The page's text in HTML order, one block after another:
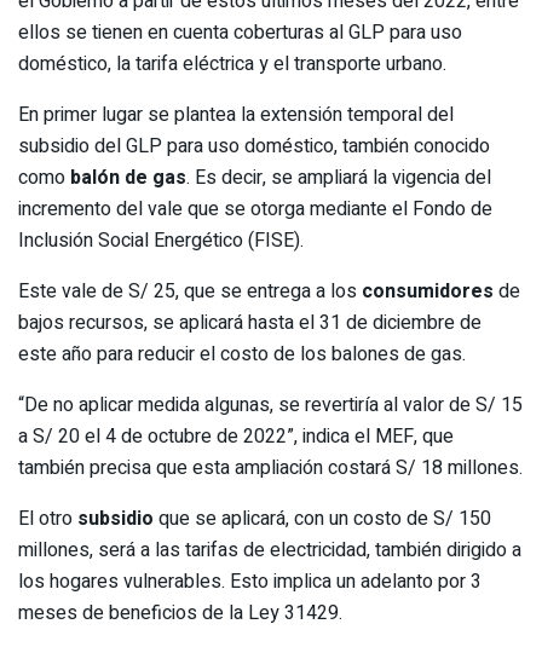
ellos se tienen en cuenta coberturas al GLP para uso
doméstico, la tarifa eléctrica y el transporte urbano.
En primer lugar se plantea la extensión temporal del
subsidio del GLP para uso doméstico, también conocido
como balón de gas. Es decir, se ampliará la vigencia del
incremento del vale que se otorga mediante el Fondo de
Inclusión Social Energético (FISE).
Este vale de S/ 25, que se entrega a los consumidores de
bajos recursos, se aplicará hasta el 31 de diciembre de
este año para reducir el costo de los balones de gas.
“De no aplicar medida algunas, se revertiría al valor de S/ 15
a S/ 20 el 4 de octubre de 2022”, indica el MEF, que
también precisa que esta ampliación costará S/ 18 millones.
El otro subsidio que se aplicará, con un costo de S/ 150
millones, será a las tarifas de electricidad, también dirigido a
los hogares vulnerables. Esto implica un adelanto por 3
meses de beneficios de la Ley 31429.